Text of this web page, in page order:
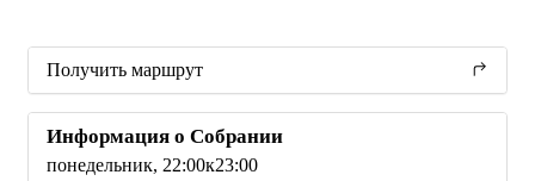
Получить маршрут
Информация о Собрании
понедельник, 22:00к23:00